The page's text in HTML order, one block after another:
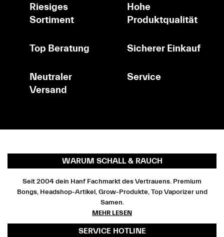
Riesiges
Sortiment
Hohe
Produktqualität
Top Beratung Sicherer Einkauf
Neutraler
Versand
Service
WARUM SCHALL & RAUCH
Seit 2004 dein Hanf Fachmarkt des Vertrauens. Premium
Bongs, Headshop-Artikel, Grow-Produkte, Top Vaporizer und
Samen.
MEHR LESEN
SERVICE HOTLINE